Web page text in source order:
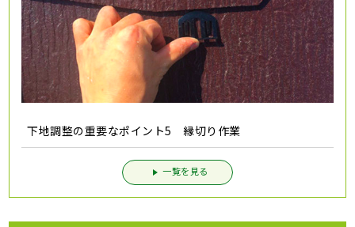
下地調整の重要なポイント5 縁切り作業
一覧を見る